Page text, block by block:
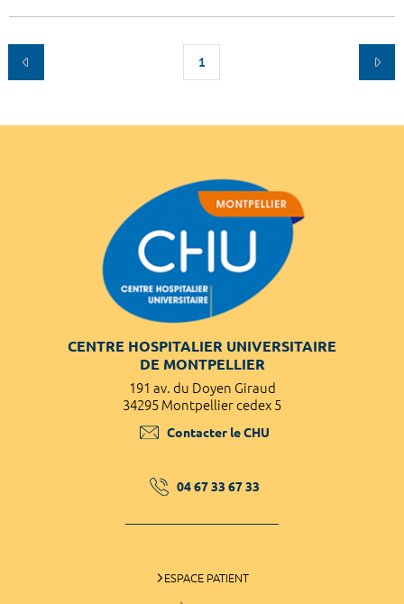
1
CENTRE HOSPITALIER UNIVERSITAIRE
DE MONTPELLIER
191 av. du Doyen Giraud
34295 Montpellier cedex 5
Contacter le CHU
04 67 33 67 33
ESPACE PATIENT